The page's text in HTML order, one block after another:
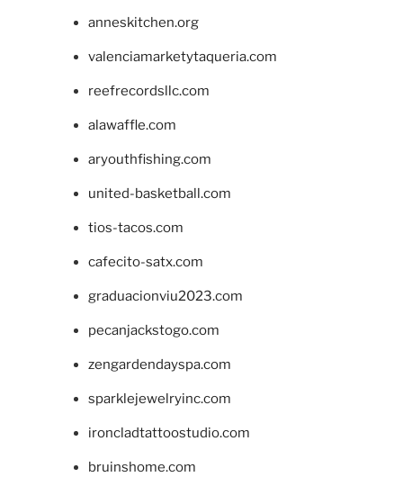
anneskitchen.org
valenciamarketytaqueria.com
reefrecordsllc.com
alawaffle.com
aryouthfishing.com
united-basketball.com
tios-tacos.com
cafecito-satx.com
graduacionviu2023.com
pecanjackstogo.com
zengardendayspa.com
sparklejewelryinc.com
ironcladtattoostudio.com
bruinshome.com